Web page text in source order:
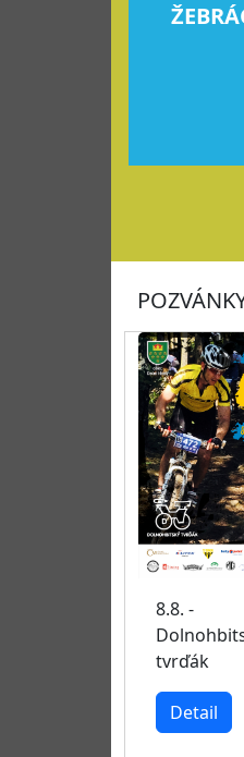
8.8. -
tvrďák
Detail